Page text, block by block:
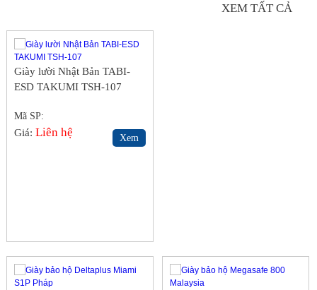
XEM TẤT CẢ
Giày lười Nhật Bản TABI-
ESD TAKUMI TSH-107
Mã SP:
Giá:Liên hệ Xem